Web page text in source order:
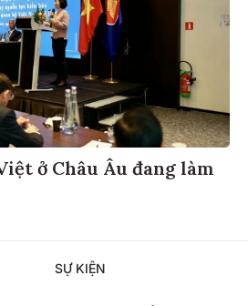
ở Châu Âu đang làm
SỰ KIỆN